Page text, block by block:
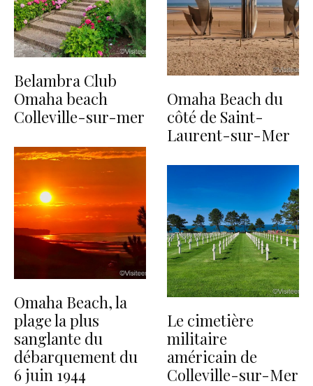
Belambra Club
Omaha beach
Colleville-sur-mer
Omaha Beach, la
plage la plus
sanglante du
débarquement du
6 juin 1944
Omaha Beach du
côté de Saint-
Laurent-sur-Mer
Le cimetière
militaire
américain de
Colleville-sur-Mer